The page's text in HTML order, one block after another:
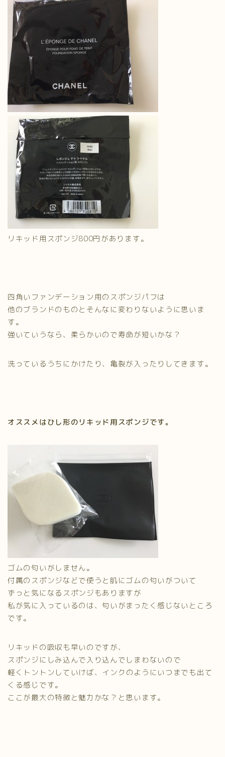
リキッド用スポンジ800円があります。
四角いファンデーション用のスポンジパフは
他のブランドのものとそんなに変わりないように思いま
す。
強いていうなら、柔らかいので寿命が短いかな？
洗っているうちにかけたり、亀裂が入ったりしてきます。
オススメはひし形のリキッド用スポンジです。
ゴムの匂いがしません。
付属のスポンジなどで使うと肌にゴムの匂いがついて
ずっと気になるスポンジもありますが
私が気に入っているのは、匂いがまったく感じないところ
です。
リキッドの吸収も早いのですが、
スポンジにしみ込んで入り込んでしまわないので
軽くトントンしていけば、 インクのようにいつまでも出て
くる感じです。
ここが最大の特徴と魅力かな？と思います。